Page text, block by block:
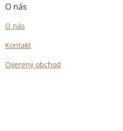
O nás
O nás
Kontakt
Overený obchod